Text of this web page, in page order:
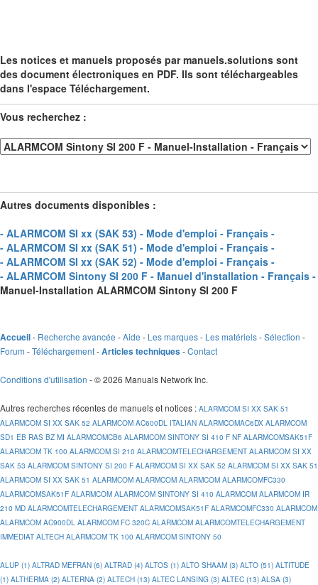
Les notices et manuels proposés par manuels.solutions sont
des document électroniques en PDF. Ils sont téléchargeables
dans l'espace Téléchargement.
Vous recherchez :
Autres documents disponibles :
- ALARMCOM SI xx (SAK 53) - Mode d'emploi - Français -
- ALARMCOM SI xx (SAK 51) - Mode d'emploi - Français -
- ALARMCOM SI xx (SAK 52) - Mode d'emploi - Français -
- ALARMCOM Sintony SI 200 F - Manuel d'installation - Français -
Manuel-Installation ALARMCOM Sintony SI 200 F
Accueil- Recherche avancée -Aide - Les marques- Les matériels-Sélection -
Forum -Téléchargement-Articles techniques -Contact
Conditions d'utilisation - © 2026 Manuals Network Inc.
Autres recherches récentes de manuels et notices : ALARMCOM SI XX SAK 51
ALARMCOM SI XX SAK 52 ALARMCOM AC600DL ITALIAN ALARMCOMAC6DX ALARMCOM
SD1 EB RAS BZ MI ALARMCOMCB6 ALARMCOM SINTONY SI 410 F NF ALARMCOMSAK51F
ALARMCOM TK 100 ALARMCOM SI 210 ALARMCOMTELECHARGEMENT ALARMCOM SI XX
SAK 53 ALARMCOM SINTONY SI 200 F ALARMCOM SI XX SAK 52 ALARMCOM SI XX SAK 51
ALARMCOM SI XX SAK 51 ALARMCOM ALARMCOM ALARMCOM ALARMCOMFC330
ALARMCOMSAK51F ALARMCOM ALARMCOM SINTONY SI 410 ALARMCOM ALARMCOM IR
210 MD ALARMCOMTELECHARGEMENT ALARMCOMSAK51F ALARMCOMFC330 ALARMCOM
ALARMCOM AC900DL ALARMCOM FC 320C ALARMCOM ALARMCOMTELECHARGEMENT
IMMEDIAT ALTECH ALARMCOM TK 100 ALARMCOM SINTONY 50
ALUP (1) ALTRAD MEFRAN (6) ALTRAD (4) ALTOS (1) ALTO SHAAM (3) ALTO (51) ALTITUDE
(1) ALTHERMA (2) ALTERNA (2) ALTECH (13) ALTEC LANSING (3) ALTEC (13) ALSA (3)